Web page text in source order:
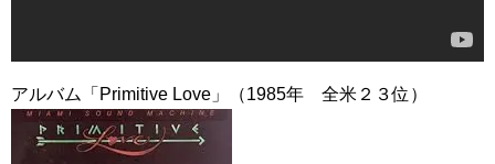
アルバム「Primitive Love」（1985年 全米２３位）